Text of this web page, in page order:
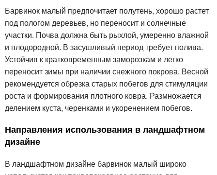
Барвинок малый предпочитает полутень, хорошо растет
под пологом деревьев, но переносит и солнечные
участки. Почва должна быть рыхлой, умеренно влажной
и плодородной. В засушливый период требует полива.
Устойчив к кратковременным заморозкам и легко
переносит зимы при наличии снежного покрова. Весной
рекомендуется обрезка старых побегов для стимуляции
роста и формирования плотного ковра. Размножается
делением куста, черенками и укоренением побегов.
Направления использования в ландшафтном
дизайне
В ландшафтном дизайне барвинок малый широко